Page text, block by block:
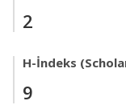
2
H-İndeks
9